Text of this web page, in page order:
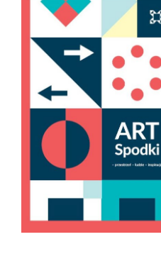
inspiracje